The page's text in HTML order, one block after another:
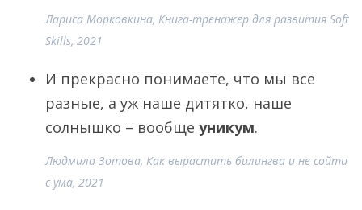
Лариса Морковкина, Книга-тренажер для развития Soft
Skills, 2021
И прекрасно понимаете, что мы все
разные, а уж наше дитятко, наше
солнышко – вообще уникум.
Людмила Зотова, Как вырастить билингва и не сойти
с ума, 2021